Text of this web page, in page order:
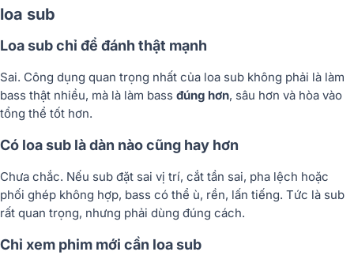
loa sub
Loa sub chỉ để đánh thật mạnh
Sai. Công dụng quan trọng nhất của loa sub không phải là làm
bass thật nhiều, mà là làm bass đúng hơn, sâu hơn và hòa vào
tổng thể tốt hơn.
Có loa sub là dàn nào cũng hay hơn
Chưa chắc. Nếu sub đặt sai vị trí, cắt tần sai, pha lệch hoặc
phối ghép không hợp, bass có thể ù, rền, lấn tiếng. Tức là sub
rất quan trọng, nhưng phải dùng đúng cách.
Chỉ xem phim mới cần loa sub